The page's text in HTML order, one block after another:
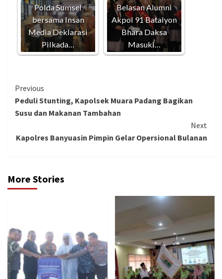
Polda Sumsel
bersama Insan
Media Deklarasi
Pilkada…
Belasan Alumni
Akpol 91 Batalyon
Bhara Daksa
Masuki…
Continue
Reading
Previous
Peduli Stunting, Kapolsek Muara Padang Bagikan
Susu dan Makanan Tambahan
Next
Kapolres Banyuasin Pimpin Gelar Opersional Bulanan
More Stories